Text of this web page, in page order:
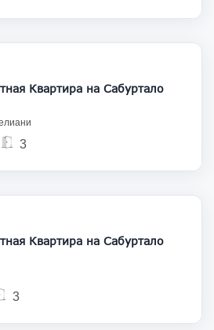
175 000
Продается 3 комнатная Квартира на Сабуртало
3
155 000
Продается 3 комнатная Квартира на Сабуртало
3